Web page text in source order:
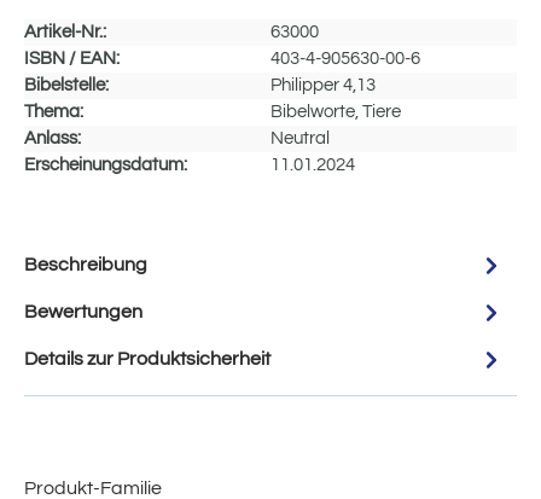
Artikel-Nr.:
63000
ISBN / EAN:
403-4-905630-00-6
Bibelstelle:
Philipper 4,13
Thema:
Bibelworte, Tiere
Anlass:
Neutral
Erscheinungsdatum:
11.01.2024
Beschreibung
Bewertungen
Details zur Produktsicherheit
Produkt-Familie